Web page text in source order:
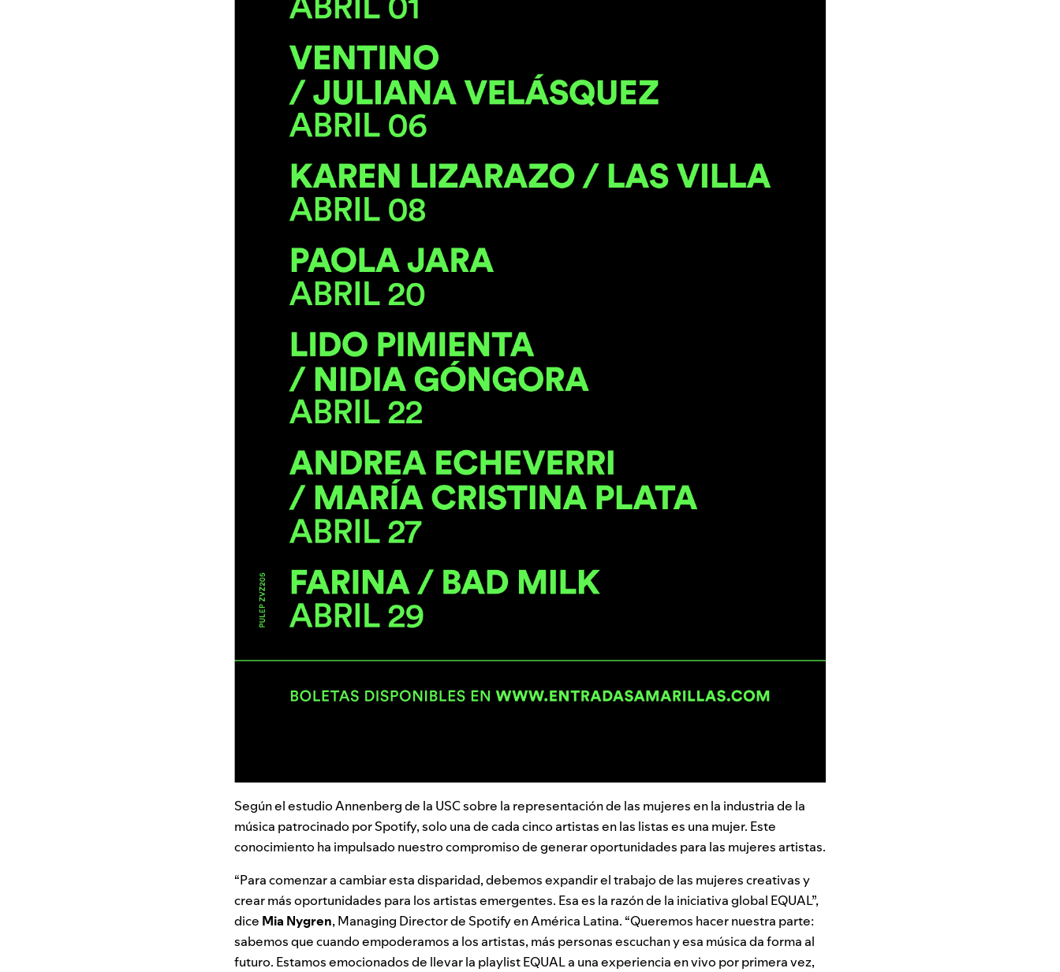
Según el estudio Annenberg de la USC sobre la representación de las mujeres en la industria de la
música patrocinado por Spotify, solo una de cada cinco artistas en las listas es una mujer. Este
conocimiento ha impulsado nuestro compromiso de generar oportunidades para las mujeres artistas.
“Para comenzar a cambiar esta disparidad, debemos expandir el trabajo de las mujeres creativas y
crear más oportunidades para los artistas emergentes. Esa es la razón de la iniciativa global EQUAL”,
dice Mia Nygren, Managing Director de Spotify en América Latina. “Queremos hacer nuestra parte:
sabemos que cuando empoderamos a los artistas, más personas escuchan y esa música da forma al
futuro. Estamos emocionados de llevar la playlist EQUAL a una experiencia en vivo por primera vez,